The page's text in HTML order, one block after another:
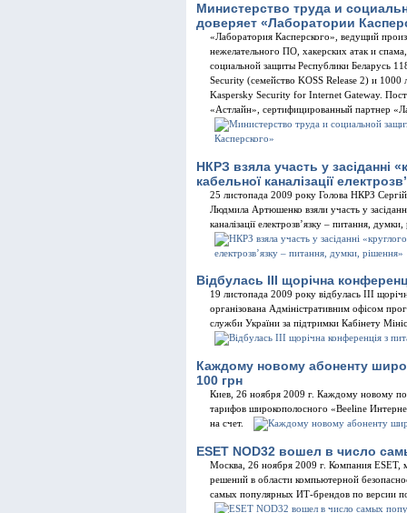
Министерство труда и
доверяет «Лаборатории
«Лаборатория Касперского», ведущий
нежелательного ПО, хакерских атак и
социальной защиты Республики Беларусь
Security (семейство KOSS Release 2) и
Kaspersky Security for Internet Gateway.
«Астлайн», сертифицированный партнер
НКРЗ взяла участь у засіданні
кабельної каналізації
25 листопада 2009 року Голова НКРЗ
Людмила Артюшенко взяли участь у
каналізації електрозв’язку – питання,
Відбулась ІІІ щорічна
19 листопада 2009 року відбулась ІІІ
організована Адміністративним офісом
служби України за підтримки Кабінету
Каждому новому абоненту
100 грн
Киев, 26 ноября 2009 г. Каждому новому
тарифов широкополосного «Beeline
на счет.
ESET NOD32 вошел в число
Москва, 26 ноября 2009 г. Компания
решений в области компьютерной
самых популярных ИТ-брендов по версии